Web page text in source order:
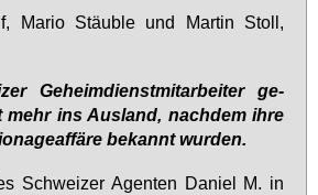
Ma­rio Stäu­b­le und Mar­tin Stoll,
Ge­heim­dienst­mit­ar­bei­ter ge­
ins Aus­land, nach­dem ih­re
be­kannt wur­den.
Schwei­zer Agen­ten Da­ni­el M. in